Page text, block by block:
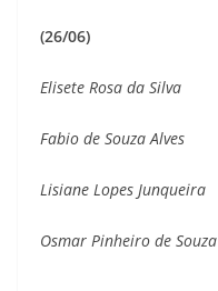
(26/06)
Elisete Rosa da Silva
Fabio de Souza Alves
Lisiane Lopes Junqueira
Osmar Pinheiro de Souza